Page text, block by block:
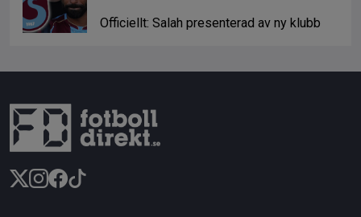
Officiellt: Salah presenterad av ny klubb